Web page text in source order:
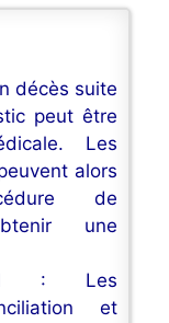
décès suite
peut être
Les
alors
de
une
: Les
et